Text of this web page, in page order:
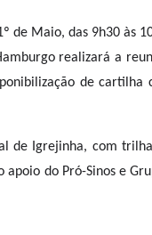
de Maio, das 9h30 às
realizará a
de cartilha
de Igrejinha, com
do Pró-Sinos e